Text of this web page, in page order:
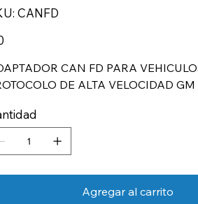
SKU
CANFD
CANFD
CAN FD PARA
DE ALTA VELOCIDAD GM
Agregar al carrito